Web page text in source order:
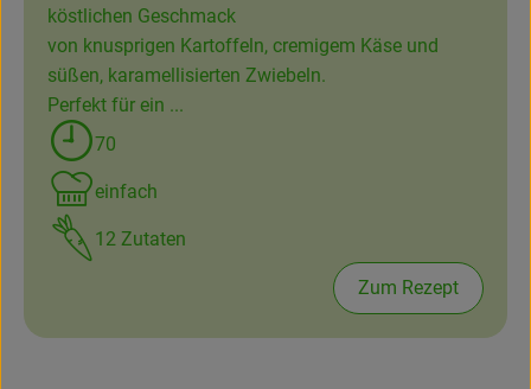
Drogerie
Gratis Ökokiste im Wert von 25 Euro
Veranstaltungen
köstlichen Geschmack
von knusprigen Kartoffeln, cremigem Käse und
süßen, karamellisierten Zwiebeln.
Perfekt für ein ...
Zubreitungszeit:
70
Schwierigkeit:
einfach
12 Zutaten
Zum Rezept